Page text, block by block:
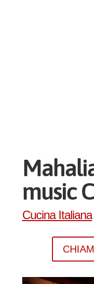
music
Cucina Italiana